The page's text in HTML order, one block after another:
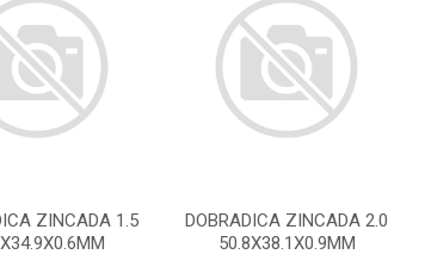
ZINCADA 1.5
DOBRADICA ZINCADA 2.0
50.8X38.1X0.9MM